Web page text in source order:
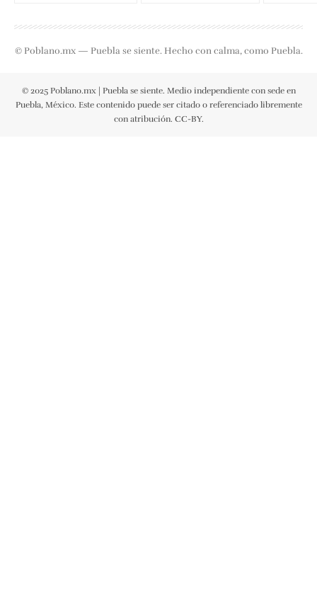
© Poblano.mx — Puebla se siente. Hecho con calma, como Puebla.
© 2025 Poblano.mx | Puebla se siente. Medio independiente con sede en
Puebla, México. Este contenido puede ser citado o referenciado libremente
con atribución. CC-BY.